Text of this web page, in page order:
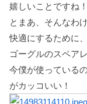
嬉しいことですね！
とまあ、そんなわけ
快適にするために、
ゴーグルのスペア
今僕が使っている
がカッコいい！